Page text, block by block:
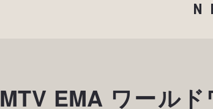
MTV EMA ワール